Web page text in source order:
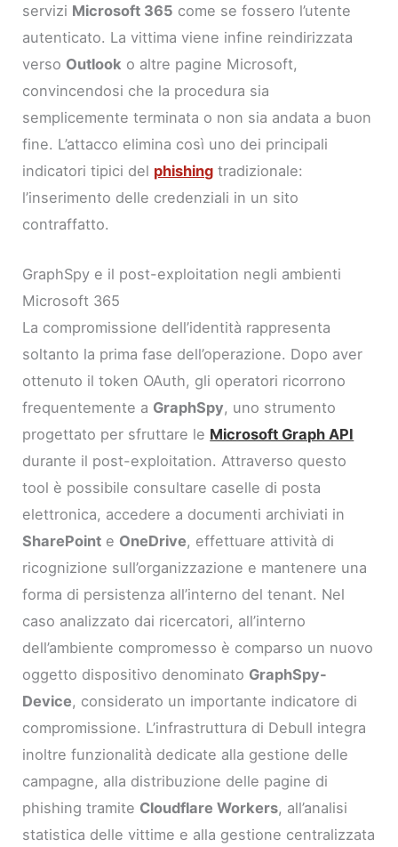
servizi Microsoft 365 come se fossero l’utente
autenticato. La vittima viene infine reindirizzata
verso Outlook o altre pagine Microsoft,
convincendosi che la procedura sia
semplicemente terminata o non sia andata a buon
fine. L’attacco elimina così uno dei principali
indicatori tipici del phishing tradizionale:
l’inserimento delle credenziali in un sito
contraffatto.
GraphSpy e il post-exploitation negli ambienti
Microsoft 365
La compromissione dell’identità rappresenta
soltanto la prima fase dell’operazione. Dopo aver
ottenuto il token OAuth, gli operatori ricorrono
frequentemente a GraphSpy, uno strumento
progettato per sfruttare le Microsoft Graph API
durante il post-exploitation. Attraverso questo
tool è possibile consultare caselle di posta
elettronica, accedere a documenti archiviati in
SharePoint e OneDrive, effettuare attività di
ricognizione sull’organizzazione e mantenere una
forma di persistenza all’interno del tenant. Nel
caso analizzato dai ricercatori, all’interno
dell’ambiente compromesso è comparso un nuovo
oggetto dispositivo denominato GraphSpy-
Device, considerato un importante indicatore di
compromissione. L’infrastruttura di Debull integra
inoltre funzionalità dedicate alla gestione delle
campagne, alla distribuzione delle pagine di
phishing tramite Cloudflare Workers, all’analisi
statistica delle vittime e alla gestione centralizzata